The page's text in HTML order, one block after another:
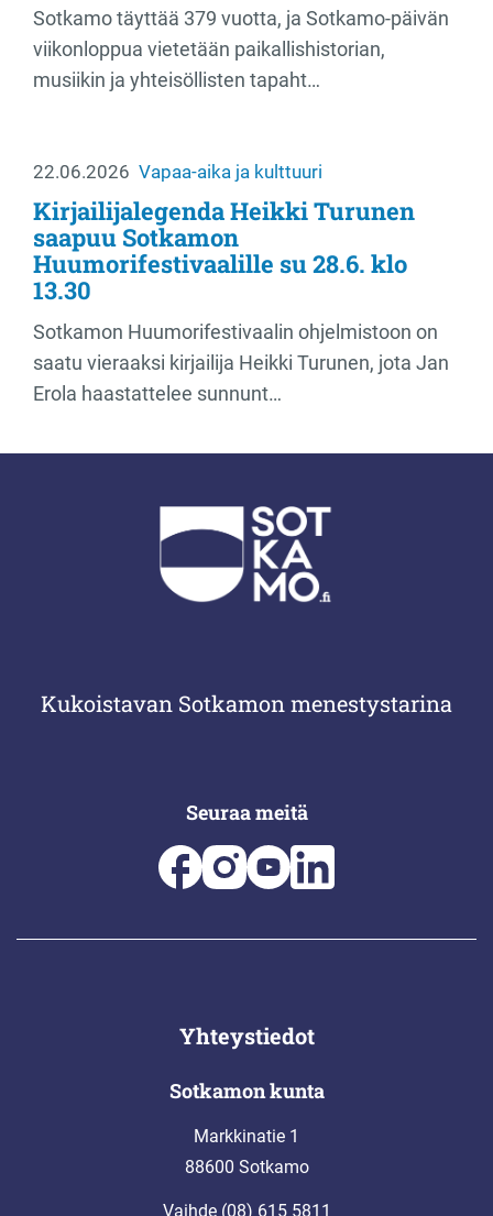
Sotkamo täyttää 379 vuotta, ja Sotkamo-päivän
viikonloppua vietetään paikallishistorian,
musiikin ja yhteisöllisten tapaht…
22.06.2026 Vapaa-aika ja kulttuuri
Kirjailijalegenda Heikki Turunen
saapuu Sotkamon
Huumorifestivaalille su 28.6. klo
13.30
Sotkamon Huumorifestivaalin ohjelmistoon on
saatu vieraaksi kirjailija Heikki Turunen, jota Jan
Erola haastattelee sunnunt…
Kukoistavan Sotkamon menestystarina
Seuraa meitä
Yhteystiedot
Sotkamon kunta
Markkinatie 1
88600 Sotkamo
Vaihde (08) 615 5811